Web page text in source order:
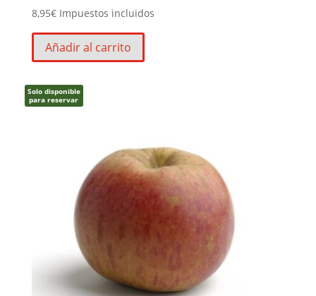
8,95€ Impuestos incluidos
Añadir al carrito
Solo disponible
para reservar